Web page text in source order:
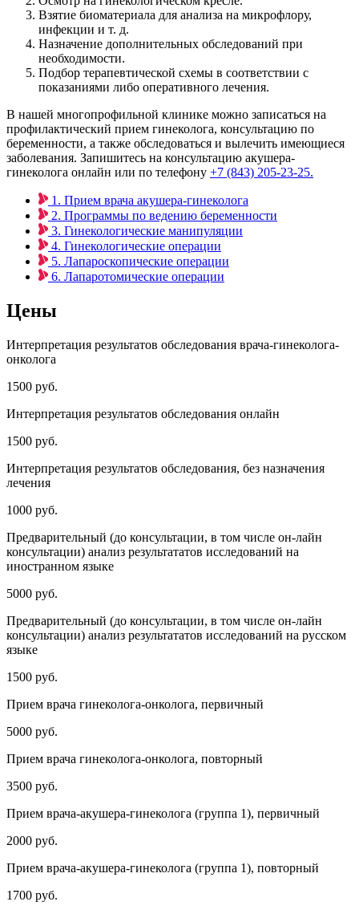
Взятие биоматериала для анализа на микрофлору,
инфекции и т. д.
Назначение дополнительных обследований при
необходимости.
Подбор терапевтической схемы в соответствии с
показаниями либо оперативного лечения.
В нашей многопрофильной клинике можно записаться на
профилактический прием гинеколога, консультацию по
беременности, а также обследоваться и вылечить имеющиеся
заболевания. Запишитесь на консультацию акушера-
гинеколога онлайн или по телефону +7 (843) 205-23-25.
1. Прием врача акушера-гинеколога
2. Программы по ведению беременности
3. Гинекологические манипуляции
4. Гинекологические операции
5. Лапароскопические операции
6. Лапаротомические операции
Цены
Интерпретация результатов обследования врача-гинеколога-
онколога
1500 руб.
Интерпретация результатов обследования онлайн
1500 руб.
Интерпретация результатов обследования, без назначения
лечения
1000 руб.
Предварительный (до консультации, в том числе он-лайн
консультации) анализ результататов исследований на
иностранном языке
5000 руб.
Предварительный (до консультации, в том числе он-лайн
консультации) анализ результататов исследований на русском
языке
1500 руб.
Прием врача гинеколога-онколога, первичный
5000 руб.
Прием врача гинеколога-онколога, повторный
3500 руб.
Прием врача-акушера-гинеколога (группа 1), первичный
2000 руб.
Прием врача-акушера-гинеколога (группа 1), повторный
1700 руб.